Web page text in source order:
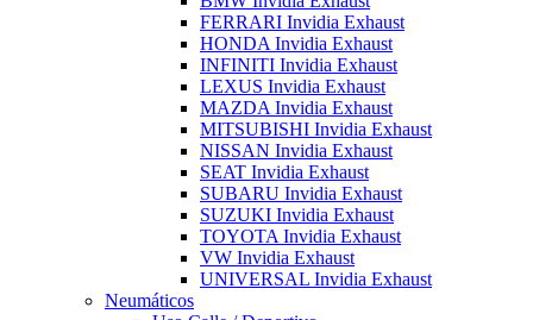
FERRARI Invidia Exhaust
HONDA Invidia Exhaust
INFINITI Invidia Exhaust
LEXUS Invidia Exhaust
MAZDA Invidia Exhaust
MITSUBISHI Invidia Exhaust
NISSAN Invidia Exhaust
SEAT Invidia Exhaust
SUBARU Invidia Exhaust
SUZUKI Invidia Exhaust
TOYOTA Invidia Exhaust
VW Invidia Exhaust
UNIVERSAL Invidia Exhaust
Neumáticos